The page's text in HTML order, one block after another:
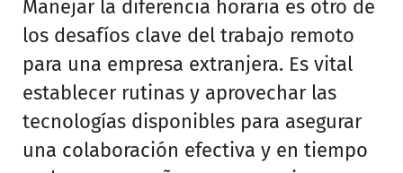
Manejar la diferencia horaria es otro de
los desafíos clave del trabajo remoto
para una empresa extranjera. Es vital
establecer rutinas y aprovechar las
tecnologías disponibles para asegurar
una colaboración efectiva y en tiempo